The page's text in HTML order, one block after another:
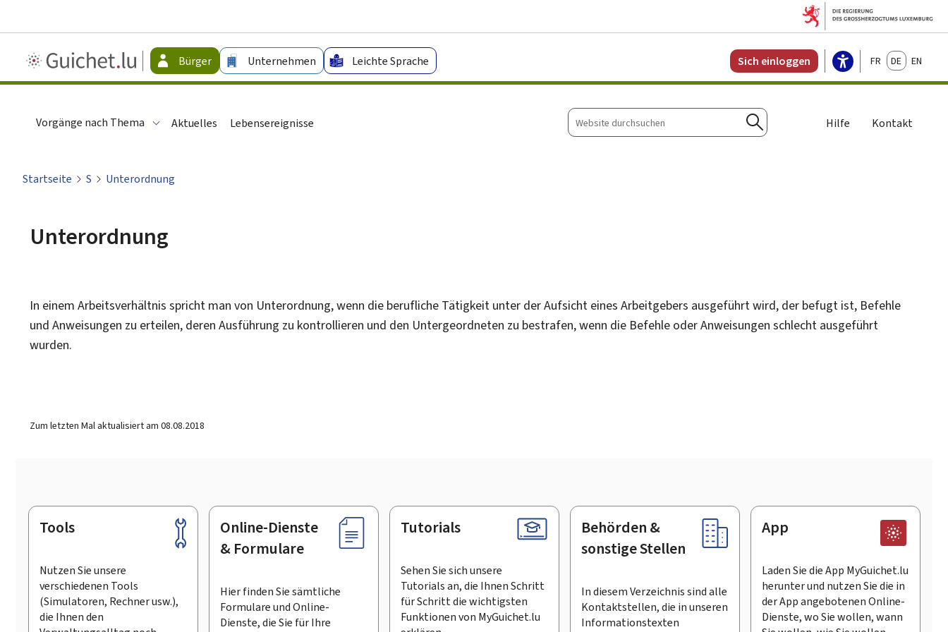
Guichet.lu
-
Bürger Unternehmen Leichte Sprache Sich einloggen FrançaisDeutschEnglish
Vorgänge nach Thema Aktuelles Lebensereignisse
Website
durchsuchen
Suchen
Hilfe Kontakt
Startseite S Unterordnung
Unterordnung
In einem Arbeitsverhältnis spricht man von Unterordnung, wenn die berufliche Tätigkeit unter der Aufsicht eines Arbeitgebers ausgeführt wird, der befugt ist, Befehle
und Anweisungen zu erteilen, deren Ausführung zu kontrollieren und den Untergeordneten zu bestrafen, wenn die Befehle oder Anweisungen schlecht ausgeführt
wurden.
Zum letzten Mal aktualisiert am 08.08.2018
Footer
Tools
Nutzen Sie unsere
verschiedenen Tools
(Simulatoren, Rechner usw.),
die Ihnen den
Online-Dienste
& Formulare
Hier finden Sie sämtliche
Formulare und Online-
Dienste, die Sie für Ihre
Tutorials
Sehen Sie sich unsere
Tutorials an, die Ihnen Schritt
für Schritt die wichtigsten
Funktionen von MyGuichet.lu
Behörden &
sonstige Stellen
In diesem Verzeichnis sind alle
Kontaktstellen, die in unseren
Informationstexten
App
Laden Sie die App MyGuichet.lu
herunter und nutzen Sie die in
der App angebotenen Online-
Dienste, wo Sie wollen, wann